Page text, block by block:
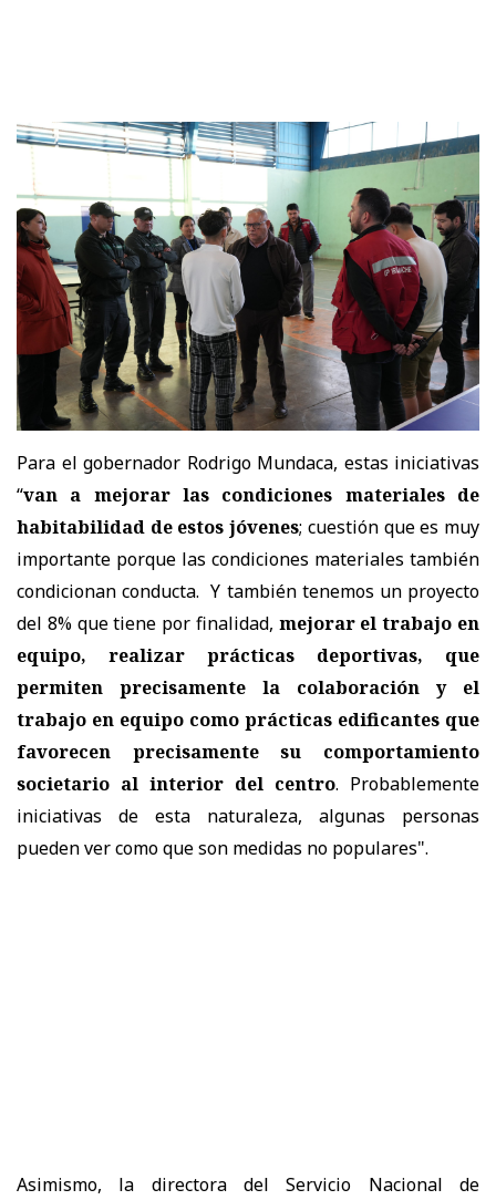
Para el gobernador Rodrigo Mundaca, estas iniciativas
“van a mejorar las condiciones materiales de
habitabilidad de estos jóvenes; cuestión que es muy
importante porque las condiciones materiales también
condicionan conducta. Y también tenemos un proyecto
del 8% que tiene por finalidad, mejorar el trabajo en
equipo, realizar prácticas deportivas, que
permiten precisamente la colaboración y el
trabajo en equipo como prácticas edificantes que
favorecen precisamente su comportamiento
societario al interior del centro. Probablemente
iniciativas de esta naturaleza, algunas personas
pueden ver como que son medidas no populares".
Asimismo, la directora del Servicio Nacional de